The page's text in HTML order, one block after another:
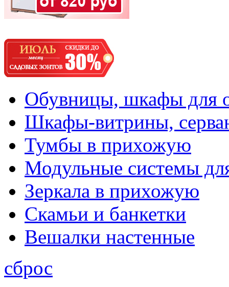
Обувницы, шкафы для
Шкафы-витрины,
Тумбы в прихожую
Модульные системы
Зеркала в прихожую
Скамьи и банкетки
Вешалки настенные
сброс